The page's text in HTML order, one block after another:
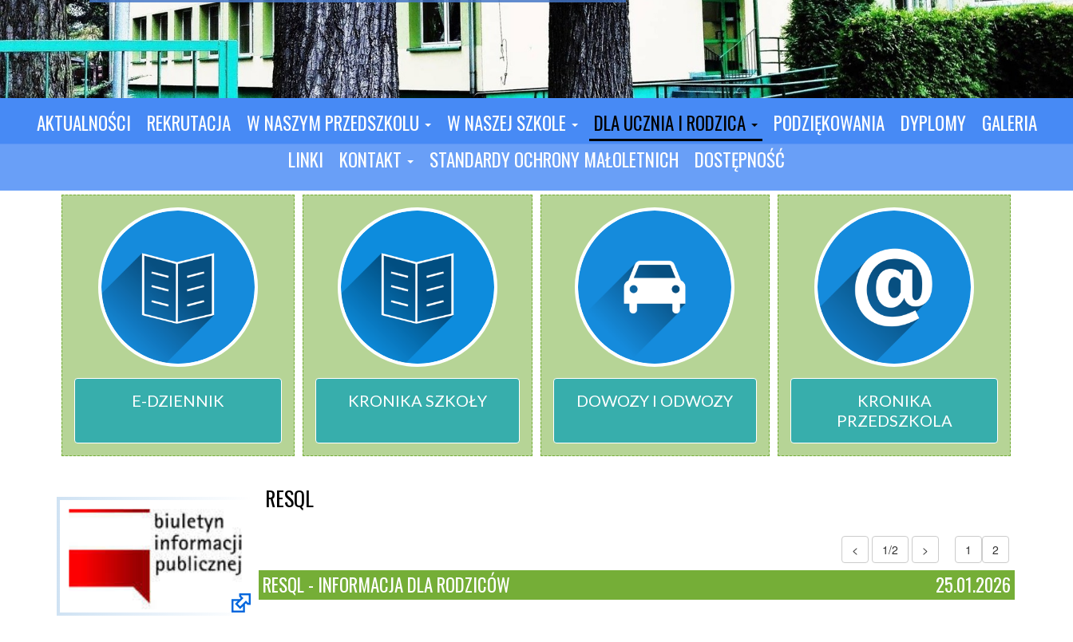
AKTUALNOŚCI REKRUTACJA W NASZYM PRZEDSZKOLU W NASZEJ SZKOLE DLA UCZNIA I RODZICA PODZIĘKOWANIA DYPLOMY
GALERIA
LINKI
KONTAKT STANDARDY OCHRONY MAŁOLETNICH DOSTĘPNOŚĆ
E-DZIENNIK KRONIKA SZKOŁY DOWOZY I ODWOZY
KRONIKA
PRZEDSZKOLA
RESQL
< 1/2 > 1 2
RESQL - INFORMACJA DLA RODZICÓW 25.01.2026